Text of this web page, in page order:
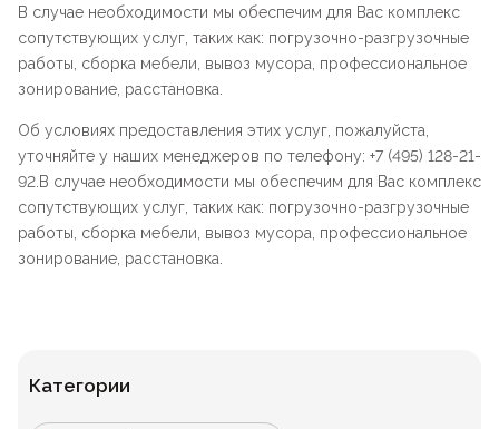
В случае необходимости мы обеспечим для Вас комплекс
сопутствующих услуг, таких как: погрузочно-разгрузочные
работы, сборка мебели, вывоз мусора, профессиональное
зонирование, расстановка.
Об условиях предоставления этих услуг, пожалуйста,
уточняйте у наших менеджеров по телефону: +7 (495) 128-21-
92.В случае необходимости мы обеспечим для Вас комплекс
сопутствующих услуг, таких как: погрузочно-разгрузочные
работы, сборка мебели, вывоз мусора, профессиональное
зонирование, расстановка.
Категории